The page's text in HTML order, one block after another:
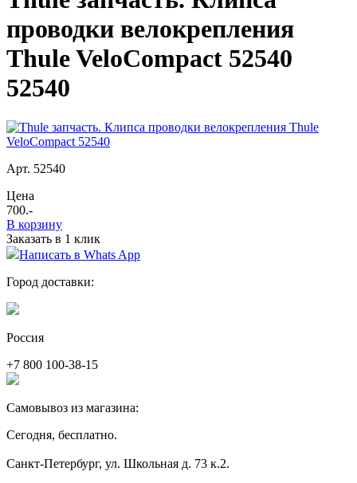
проводки велокрепления
Thule VeloCompact 52540
52540
Арт. 52540
Цена
700.-
В корзину
Заказать в 1 клик
Написать в Whats App
Город доставки:
Россия
+7 800 100-38-15
Самовывоз из магазина:
Сегодня, бесплатно.
Санкт-Петербург, ул. Школьная д. 73 к.2.